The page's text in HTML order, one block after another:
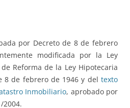
por Decreto de 8 de febrero
modificada por la Ley
Reforma de la Ley Hipotecaria
8 de febrero de 1946 y del texto
Inmobiliario, aprobado por
2004.